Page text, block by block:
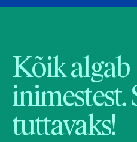
Kõik algab
inimestest.
tuttavaks!